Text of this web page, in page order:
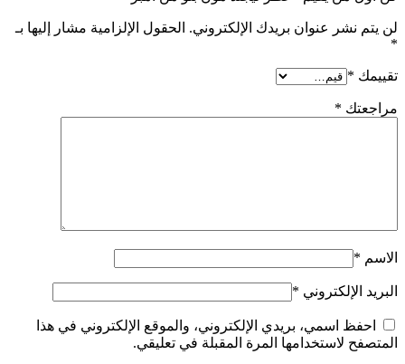
لن يتم نشر عنوان بريدك الإلكتروني. الحقول الإلزامية مشار إليها بـ
*
تقييمك *
مراجعتك *
الاسم *
البريد الإلكتروني *
احفظ اسمي، بريدي الإلكتروني، والموقع الإلكتروني في هذا
المتصفح لاستخدامها المرة المقبلة في تعليقي.